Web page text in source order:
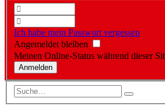
Ich habe mein Passwort vergessen
Angemeldet bleiben
Meinen Online-Status während dieser